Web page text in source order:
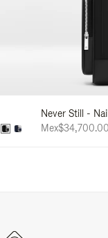
Never Still -
Mex$34,700.00